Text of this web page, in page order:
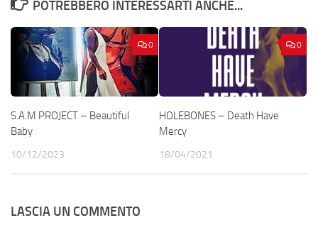
POTREBBERO INTERESSARTI ANCHE...
0
S.A.M PROJECT – Beautiful
Baby
10/12/2023
0
HOLEBONES – Death Have
Mercy
18/04/2021
LASCIA UN COMMENTO